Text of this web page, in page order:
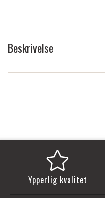
Beskrivelse
Ypperlig kvalitet